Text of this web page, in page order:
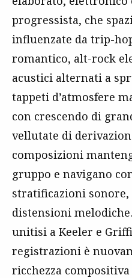
progressista, che
influenzate da trip-
romantico, alt-rock
acustici alternati a
tappeti d’atmosfere
con crescendo di
vellutate di
composizioni
gruppo e navigano
stratificazioni
distensioni
unitisi a Keeler e
registrazioni è
ricchezza